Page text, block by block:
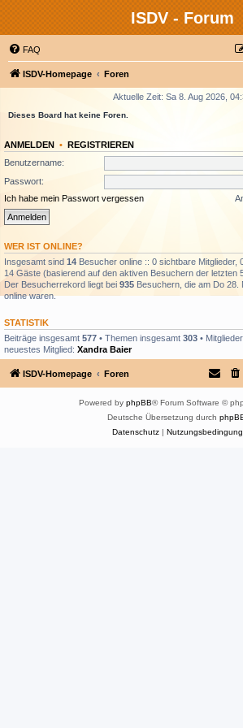
ISDV - Forum
FAQ
ISDV-Homepage Foren
Aktuelle Zeit: Sa 8. Aug 2026,
Dieses Board hat keine Foren.
ANMELDEN • REGISTRIEREN
Benutzername:
Passwort:
Ich habe mein Passwort vergessen
WER IST ONLINE?
Insgesamt sind 14 Besucher online :: 0 sichtbare Mitglieder,
14 Gäste (basierend auf den aktiven Besuchern der letzten
Der Besucherrekord liegt bei 935 Besuchern, die am Do 28.
online waren.
STATISTIK
Beiträge insgesamt 577 • Themen insgesamt 303 •
neuestes Mitglied: Xandra Baier
ISDV-Homepage Foren
Powered by phpBB® Forum Software ©
Deutsche Übersetzung durch
Datenschutz|